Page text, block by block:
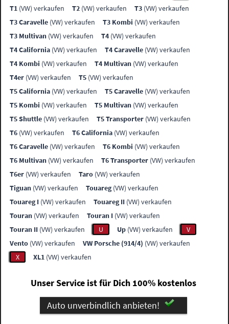
T1 (VW) verkaufen T2 (VW) verkaufen T3 (VW) verkaufen
T3 Caravelle (VW) verkaufen T3 Kombi (VW) verkaufen
T3 Multivan (VW) verkaufen T4 (VW) verkaufen
T4 California (VW) verkaufen T4 Caravelle (VW) verkaufen
T4 Kombi (VW) verkaufen T4 Multivan (VW) verkaufen
T4er (VW) verkaufen T5 (VW) verkaufen
T5 California (VW) verkaufen T5 Caravelle (VW) verkaufen
T5 Kombi (VW) verkaufen T5 Multivan (VW) verkaufen
T5 Shuttle (VW) verkaufen T5 Transporter (VW) verkaufen
T6 (VW) verkaufen T6 California (VW) verkaufen
T6 Caravelle (VW) verkaufen T6 Kombi (VW) verkaufen
T6 Multivan (VW) verkaufen T6 Transporter (VW) verkaufen
T6er (VW) verkaufen Taro (VW) verkaufen
Tiguan (VW) verkaufen Touareg(VW) verkaufen
Touareg I (VW) verkaufen Touareg II (VW) verkaufen
Touran (VW) verkaufen Touran I (VW) verkaufen
Touran II (VW) verkaufen U Up (VW) verkaufen
V
Vento (VW) verkaufen VW Porsche (914/4) (VW) verkaufen
X
XL1 (VW) verkaufen
Unser Service ist für Dich 100% kostenlos
Auto unverbindlich anbieten!